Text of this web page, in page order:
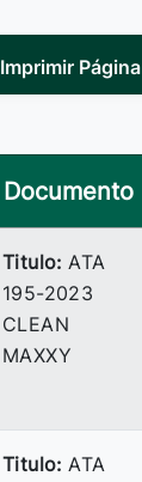
Imprimir Página
Documento
Titulo: ATA
195-2023
CLEAN
MAXXY
Titulo: ATA